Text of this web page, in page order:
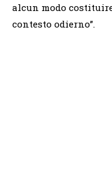
alcun modo
contesto odierno”.